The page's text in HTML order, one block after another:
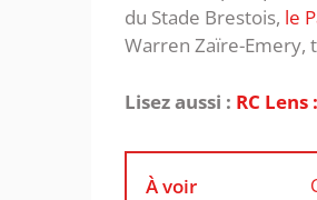
du Stade Brestois, le
Warren Zaïre-Emery,
Lisez aussi : RC
À voir